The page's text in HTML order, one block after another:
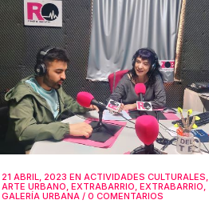
21 ABRIL, 2023 EN ACTIVIDADES CULTURALES,
ARTE URBANO, EXTRABARRIO, EXTRABARRIO,
GALERÍA URBANA / 0 COMENTARIOS